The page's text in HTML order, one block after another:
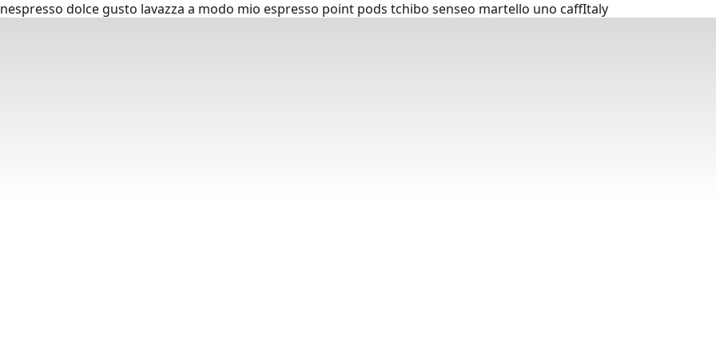
nespresso dolce gusto lavazza a modo mio espresso point pods tchibo senseo martello uno caffItaly